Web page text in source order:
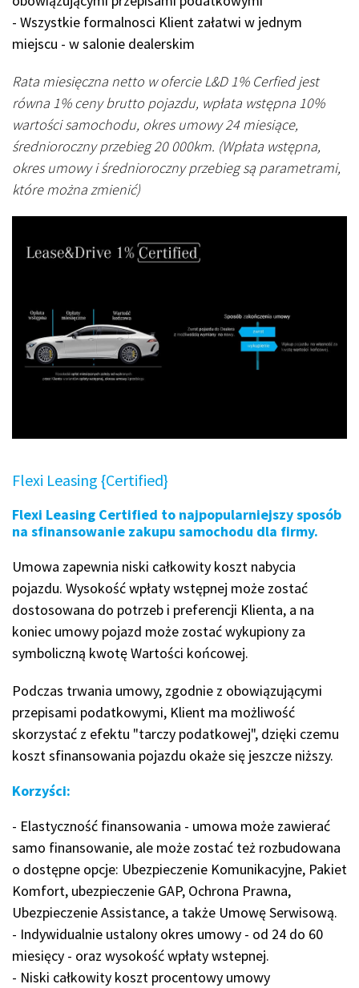
- Wszystkie formalnosci Klient załatwi w jednym
miejscu - w salonie dealerskim
Rata miesięczna netto w ofercie L&D 1% Cerfied jest
równa 1% ceny brutto pojazdu, wpłata wstępna 10%
wartości samochodu, okres umowy 24 miesiące,
średnioroczny przebieg 20 000km. (Wpłata wstępna,
okres umowy i średnioroczny przebieg są parametrami,
które można zmienić)
Flexi Leasing {Certified}
Flexi Leasing Certified to najpopularniejszy sposób
na sfinansowanie zakupu samochodu dla firmy.
Umowa zapewnia niski całkowity koszt nabycia
pojazdu. Wysokość wpłaty wstępnej może zostać
dostosowana do potrzeb i preferencji Klienta, a na
koniec umowy pojazd może zostać wykupiony za
symboliczną kwotę Wartości końcowej.
Podczas trwania umowy, zgodnie z obowiązującymi
przepisami podatkowymi, Klient ma możliwość
skorzystać z efektu "tarczy podatkowej", dzięki czemu
koszt sfinansowania pojazdu okaże się jeszcze niższy.
Korzyści:
- Elastyczność finansowania - umowa może zawierać
samo finansowanie, ale może zostać też rozbudowana
o dostępne opcje: Ubezpieczenie Komunikacyjne, Pakiet
Komfort, ubezpieczenie GAP, Ochrona Prawna,
Ubezpieczenie Assistance, a także Umowę Serwisową.
- Indywidualnie ustalony okres umowy - od 24 do 60
miesięcy - oraz wysokość wpłaty wstepnej.
- Niski całkowity koszt procentowy umowy